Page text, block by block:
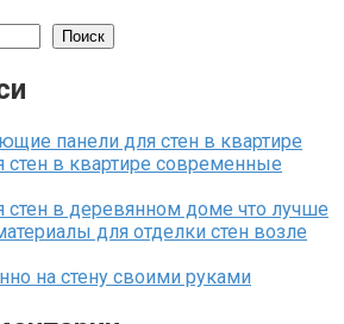
Поиск
панели для стен в квартире
стен в квартире современные
стен в деревянном доме что лучше
для отделки стен возле
на стену своими руками